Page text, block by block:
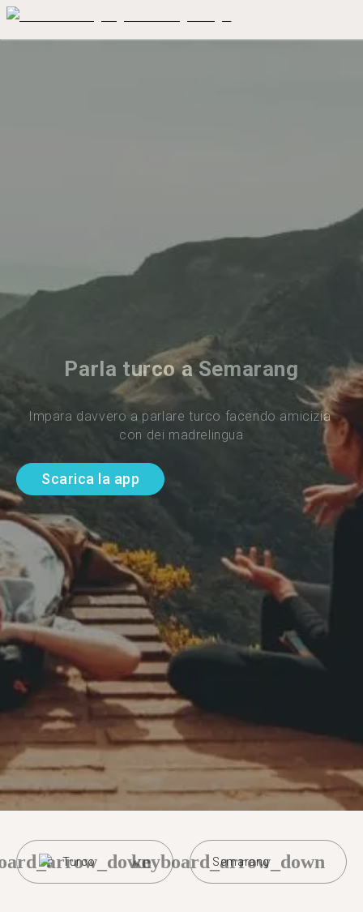
Parla turco a Semarang
Impara davvero a parlare turco facendo amicizia
con dei madrelingua
Scarica la app
Turco Semarang
keyboard_arrow_down